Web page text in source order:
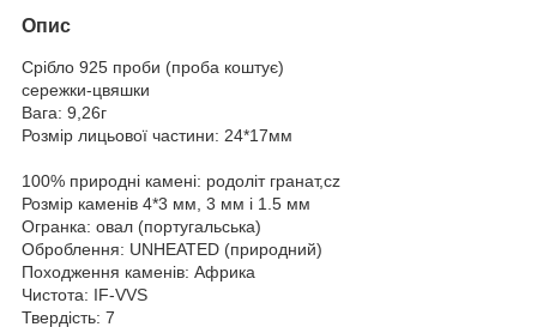
Опис
Срібло 925 проби (проба коштує)
сережки-цвяшки
Вага: 9,26г
Розмір лицьової частини: 24*17мм
100% природні камені: родоліт гранат,cz
Розмір каменів 4*3 мм, 3 мм і 1.5 мм
Огранка: овал (португальська)
Оброблення: UNHEATED (природний)
Походження каменів: Африка
Чистота: IF-VVS
Твердість: 7